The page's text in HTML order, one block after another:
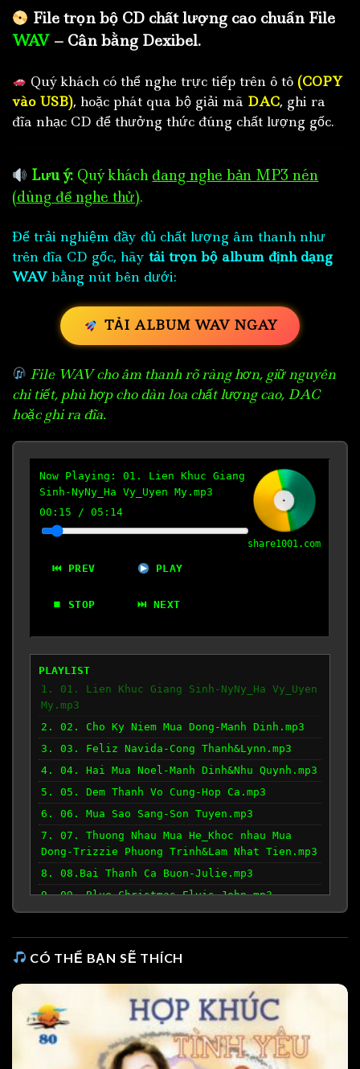
File trọn bộ CD chất lượng cao chuẩn File
WAV – Cân bằng Dexibel.
Quý khách có thể nghe trực tiếp trên ô tô (COPY
vào USB), hoặc phát qua bộ giải mã DAC, ghi ra
đĩa nhạc CD để thưởng thức đúng chất lượng gốc.
Lưu ý: Quý khách đang nghe bản MP3 nén
(dùng để nghe thử).
Để trải nghiệm đầy đủ chất lượng âm thanh như
trên đĩa CD gốc, hãy tải trọn bộ album định dạng
WAV bằng nút bên dưới:
TẢI ALBUM WAV NGAY
File WAV cho âm thanh rõ ràng hơn, giữ nguyên
chi tiết, phù hợp cho dàn loa chất lượng cao, DAC
hoặc ghi ra đĩa.
Now Playing: 01. Lien Khuc Giang
Sinh-NyNy_Ha Vy_Uyen My.mp3
00:16 / 05:14
⏮ PREV PLAY
⏹ STOP ⏭ NEXT
share1001.com
PLAYLIST
1. 01. Lien Khuc Giang Sinh-NyNy_Ha Vy_Uyen
My.mp3
2. 02. Cho Ky Niem Mua Dong-Manh Dinh.mp3
3. 03. Feliz Navida-Cong Thanh&Lynn.mp3
4. 04. Hai Mua Noel-Manh Dinh&Nhu Quynh.mp3
5. 05. Dem Thanh Vo Cung-Hop Ca.mp3
6. 06. Mua Sao Sang-Son Tuyen.mp3
7. 07. Thuong Nhau Mua He_Khoc nhau Mua
Dong-Trizzie Phuong Trinh&Lam Nhat Tien.mp3
8. 08.Bai Thanh Ca Buon-Julie.mp3
9. 09. Blue Christmas-Elvis John.mp3
10. 10. Lien Khuc Anh Sao Nua Dem-NyNy_Ha
CÓ THỂ BẠN SẼ THÍCH